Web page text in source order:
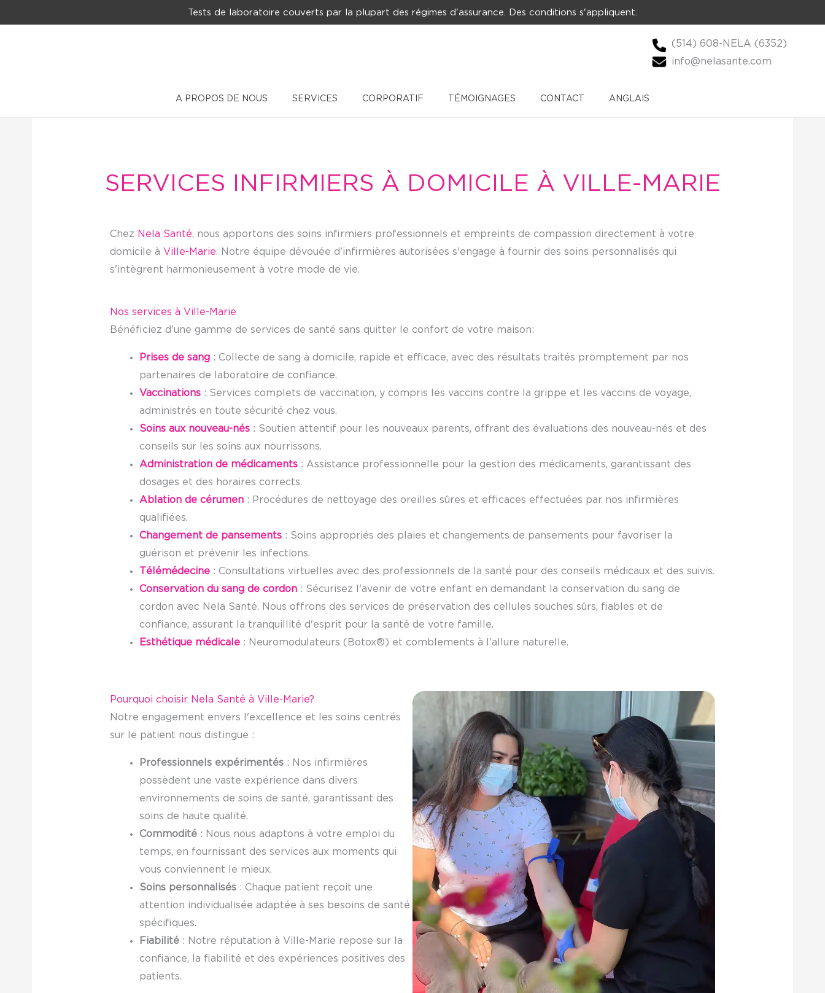
au
Tests de laboratoire couverts par la plupart des régimes d'assurance. Des conditions s'appliquent.
(514) 608-NELA (6352)
info@nelasante.com
A PROPOS DE NOUS SERVICES CORPORATIF TÉMOIGNAGES CONTACT ANGLAIS
SERVICES INFIRMIERS À DOMICILE À VILLE-MARIE
Chez Nela Santé, nous apportons des soins infirmiers professionnels et empreints de compassion directement à votre
domicile à Ville-Marie. Notre équipe dévouée d'infirmières autorisées s'engage à fournir des soins personnalisés qui
s'intègrent harmonieusement à votre mode de vie.
Nos services à Ville-Marie
Bénéficiez d'une gamme de services de santé sans quitter le confort de votre maison:
Prises de sang: Collecte de sang à domicile, rapide et efficace, avec des résultats traités promptement par nos
partenaires de laboratoire de confiance.
Vaccinations: Services complets de vaccination, y compris les vaccins contre la grippe et les vaccins de voyage,
administrés en toute sécurité chez vous.
Soins aux nouveau-nés: Soutien attentif pour les nouveaux parents, offrant des évaluations des nouveau-nés et des
conseils sur les soins aux nourrissons.
Administration de médicaments: Assistance professionnelle pour la gestion des médicaments, garantissant des
dosages et des horaires corrects.
Ablation de cérumen: Procédures de nettoyage des oreilles sûres et efficaces effectuées par nos infirmières
qualifiées.
Changement de pansements: Soins appropriés des plaies et changements de pansements pour favoriser la
guérison et prévenir les infections.
Télémédecine: Consultations virtuelles avec des professionnels de la santé pour des conseils médicaux et des suivis.
Conservation du sang de cordon: Sécurisez l'avenir de votre enfant en demandant la conservation du sang de
cordon avec Nela Santé. Nous offrons des services de préservation des cellules souches sûrs, fiables et de
confiance, assurant la tranquillité d'esprit pour la santé de votre famille.
Esthétique médicale: Neuromodulateurs (Botox®) et comblements à l’allure naturelle.
Pourquoi choisir Nela Santé à Ville-Marie?
Notre engagement envers l'excellence et les soins centrés
sur le patient nous distingue :
Professionnels expérimentés: Nos infirmières
possèdent une vaste expérience dans divers
environnements de soins de santé, garantissant des
soins de haute qualité.
Commodité: Nous nous adaptons à votre emploi du
temps, en fournissant des services aux moments qui
vous conviennent le mieux.
Soins personnalisés: Chaque patient reçoit une
attention individualisée adaptée à ses besoins de santé
spécifiques.
Fiabilité: Notre réputation à Ville-Marie repose sur la
confiance, la fiabilité et des expériences positives des
patients.